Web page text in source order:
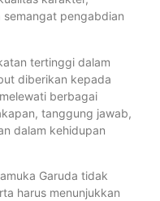
semangat pengabdian
tertinggi dalam
diberikan kepada
berbagai
tanggung jawab,
dalam kehidupan
Garuda tidak
harus menunjukkan